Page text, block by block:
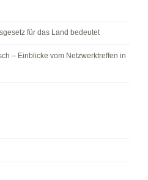
für das Land bedeutet
– Einblicke vom Netzwerktreffen in